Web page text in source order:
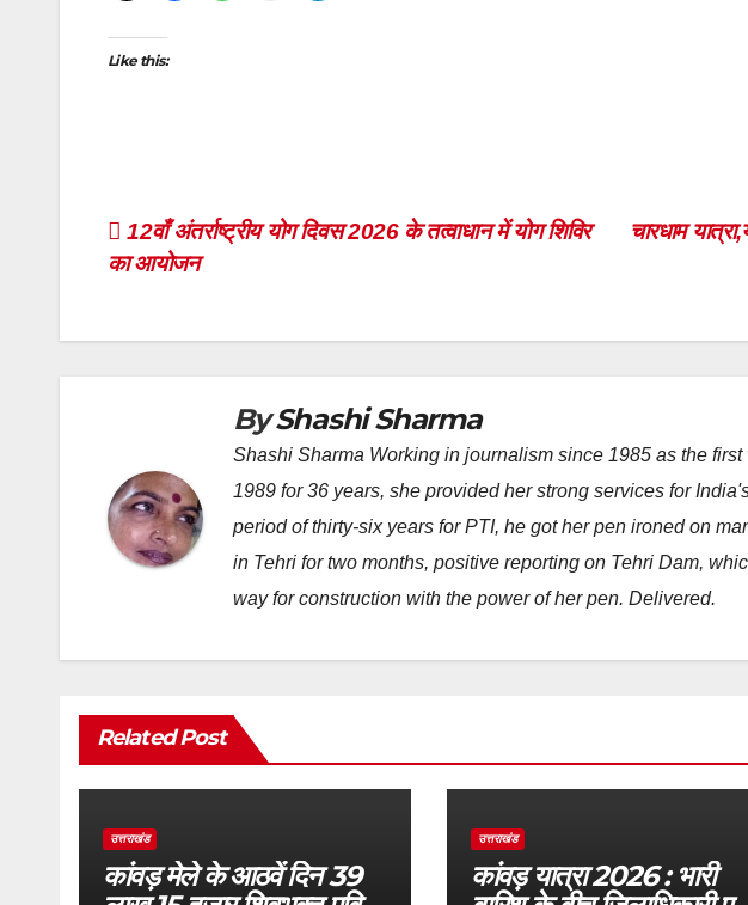
Like this:
Post
चारधाम
12वाँ अंतर्राष्ट्रीय योग दिवस 2026 के तत्वाधान में योग शिविर
का आयोजन
ByShashi Sharma
Shashi Sharma Working in journalism since 1985 as the
1989 for 36 years, she provided her strong services for
period of thirty-six years for PTI, he got her pen ironed on
in Tehri for two months, positive reporting on Tehri Dam,
way for construction with the power of her pen. Delivered.
Related Post
उत्तराखंड
कांवड़ मेले के आठवें दिन 39
उत्तराखंड
कांवड़ यात्रा 2026 : भारी